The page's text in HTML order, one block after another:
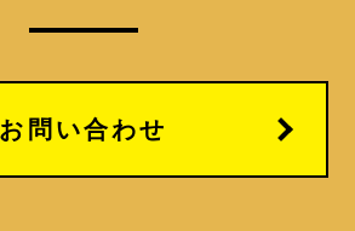
どそれ単体では特定の個人
場合（または容易に照合す
きる場合）のオンライン識
お問い合わせ